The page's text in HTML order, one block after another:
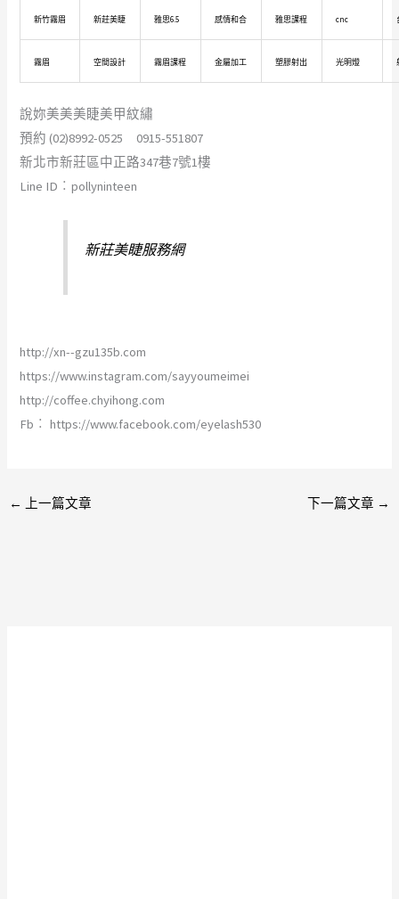
新竹霧眉 新莊美睫 雅思6.5 感情和合 雅思課程 cnc
霧眉 空間設計 霧眉課程 金屬加工 塑膠射出 光明燈
說妳美美美睫美甲紋繡
預約 (02)8992-0525 0915-551807
新北市新莊區中正路347巷7號1樓
Line ID︰pollyninteen
新莊美睫服務網
http://xn--gzu135b.com
https://www.instagram.com/sayyoumeimei
http://coffee.chyihong.com
Fb︰ https://www.facebook.com/eyelash530
← 上一篇文章 下一篇文章 →